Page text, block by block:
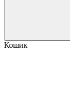
Кошик